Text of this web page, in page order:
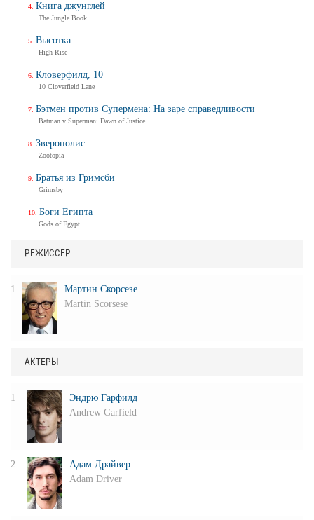
РЕЖИССЕР
1
Мартин Скорсезе
Martin Scorsese
АКТЕРЫ
1
Эндрю Гарфилд
Andrew Garfield
2
Адам Драйвер
Adam Driver
Книга джунглей
The Jungle Book
Высотка
High-Rise
Кловерфилд, 10
10 Cloverfield Lane
Бэтмен против Супермена: На заре справедливости
Batman v Superman: Dawn of Justice
Зверополис
Zootopia
Братья из Гримсби
Grimsby
Боги Египта
Gods of Egypt